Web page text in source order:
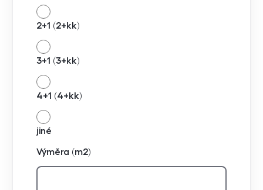
2+1 (2+kk)
3+1 (3+kk)
4+1 (4+kk)
jiné
Výměra (m2)